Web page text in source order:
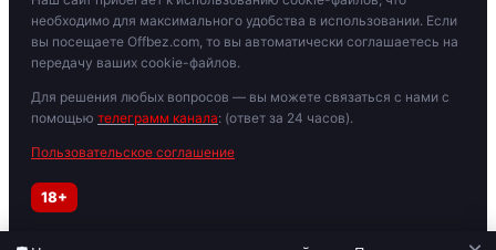
необходимо для максимального удобства в использовании. Если
вы посещаете Offbez.com, то вы автоматически соглашаетесь на
передачу ваших cookie-файлов.
Для решения любых вопросов — вы можете связаться с нами с
помощью телеграмм канала: (ответ за 24 часов).
Пользовательское соглашение
18+